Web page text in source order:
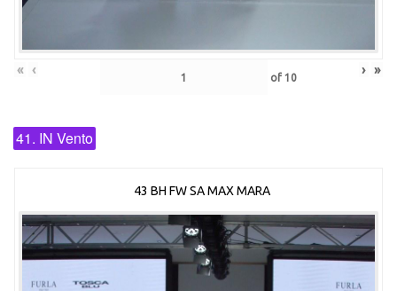
« ‹ of 10 › »
41. IN Vento
43 BH FW SA MAX MARA